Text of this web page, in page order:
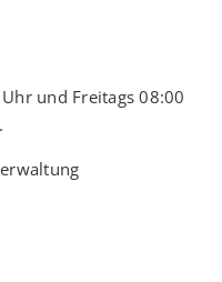
und Freitags 08:00